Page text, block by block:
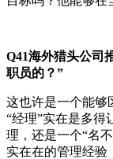
Q41海外猎头公司
职员的？”
这也许是一个能够
“经理”实在是多得
理，还是一个“名
实在在的管理经验